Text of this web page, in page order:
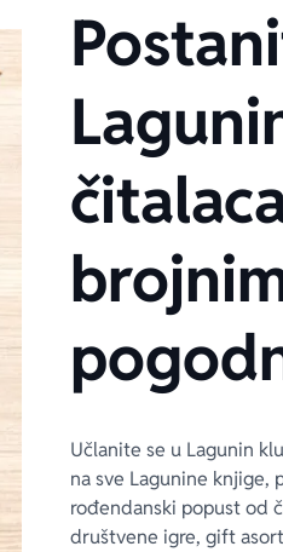
Učlanite se u Lagunin
na sve Lagunine knjige,
rođendanski popust od
društvene igre, gift